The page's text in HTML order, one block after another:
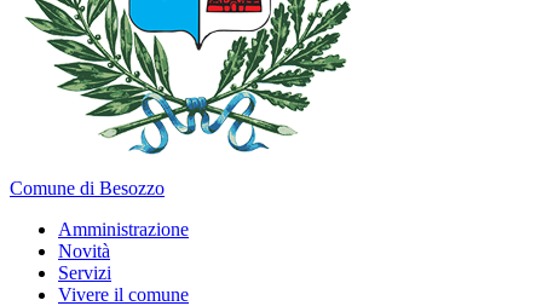
Comune di Besozzo
Amministrazione
Novità
Servizi
Vivere il comune